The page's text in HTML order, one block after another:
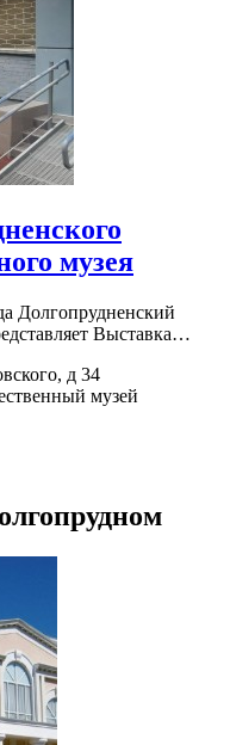
музея
Долгопрудненский
Выставка…
д 34
музей